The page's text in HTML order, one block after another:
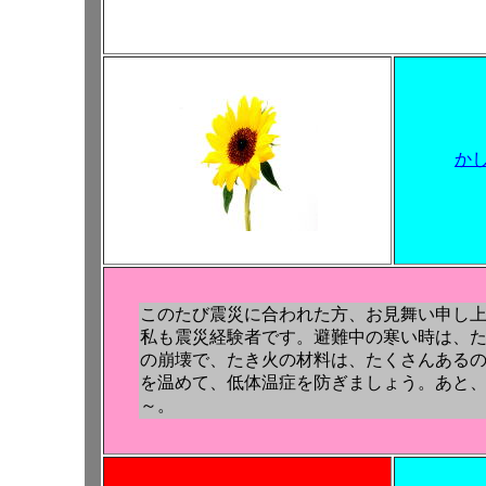
か
このたび震災に合われた方、お見舞い申し
私も震災経験者です。避難中の寒い時は、
の崩壊で、たき火の材料は、たくさんある
を温めて、低体温症を防ぎましょう。あと
～。